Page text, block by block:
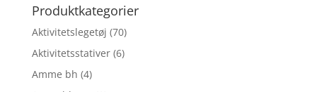
Produktkategorier
Aktivitetslegetøj (70)
Aktivitetsstativer (6)
Amme bh (4)